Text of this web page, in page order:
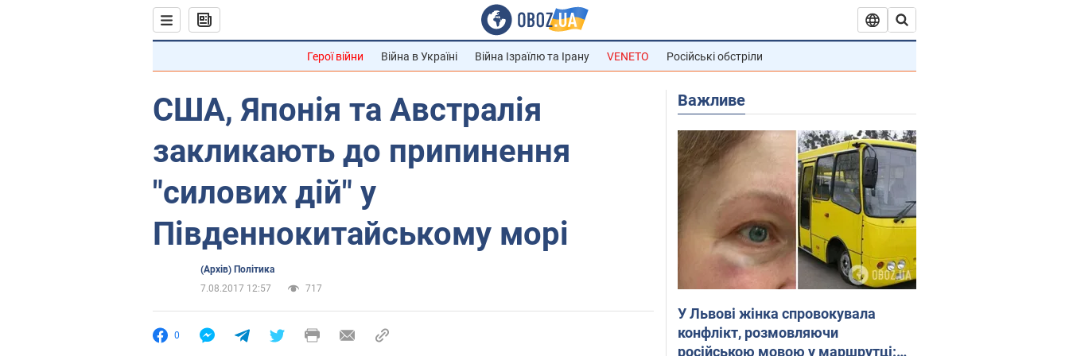
Герої війни Війна в Україні Війна Ізраїлю та Ірану VENETO Російські обстріли
США, Японія та Австралія
закликають до припинення
"силових дій" у
Південнокитайському морі
(Архів) Політика
7.08.2017 12:57
717
0
Важливе
У Львові жінка спровокувала
конфлікт, розмовляючи
російською мовою у маршрутці: